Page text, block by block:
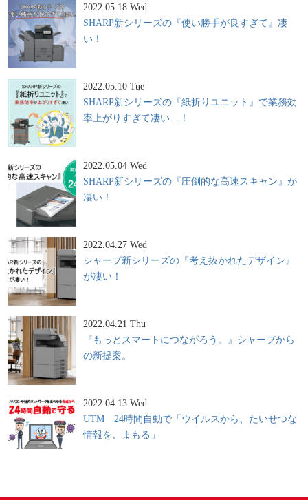
2022.05.18 Wed
SHARP新シリーズの『使い勝手が良すぎて』凄
い！
2022.05.10 Tue
SHARP新シリーズの『紙折りユニット』で業務効
率上がりすぎて凄い…！
2022.05.04 Wed
SHARP新シリーズの『圧倒的な高速スキャン』が
凄い！
2022.04.27 Wed
シャープ新シリーズの『考え抜かれたデザイン』
が凄い！
2022.04.21 Thu
『もっとスマートにつながろう。』シャープから
の新提案。
2022.04.13 Wed
UTM 24時間自動で「ウイルスから、たいせつな
情報を、まもる」